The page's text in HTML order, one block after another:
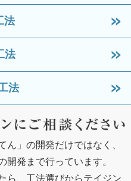
法
法
法
ん」の開発だけではなく、
開発まで行っています。
ら、工法選びからテイジン